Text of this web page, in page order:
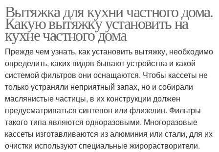
Вытяжка для кухни частного дома.
Какую вытяжку установить на
кухне частного дома
Прежде чем узнать, как установить вытяжку, необходимо
определить, каких видов бывают устройства и какой
системой фильтров они оснащаются. Чтобы кассеты не
только устраняли неприятный запах, но и собирали
маслянистые частицы, в их конструкции должен
предусматриваться синтепон или флизелин. Фильтры
такого типа являются одноразовыми. Многоразовые
кассеты изготавливаются из алюминия или стали, для их
очистки используют специальные жирорастворители.